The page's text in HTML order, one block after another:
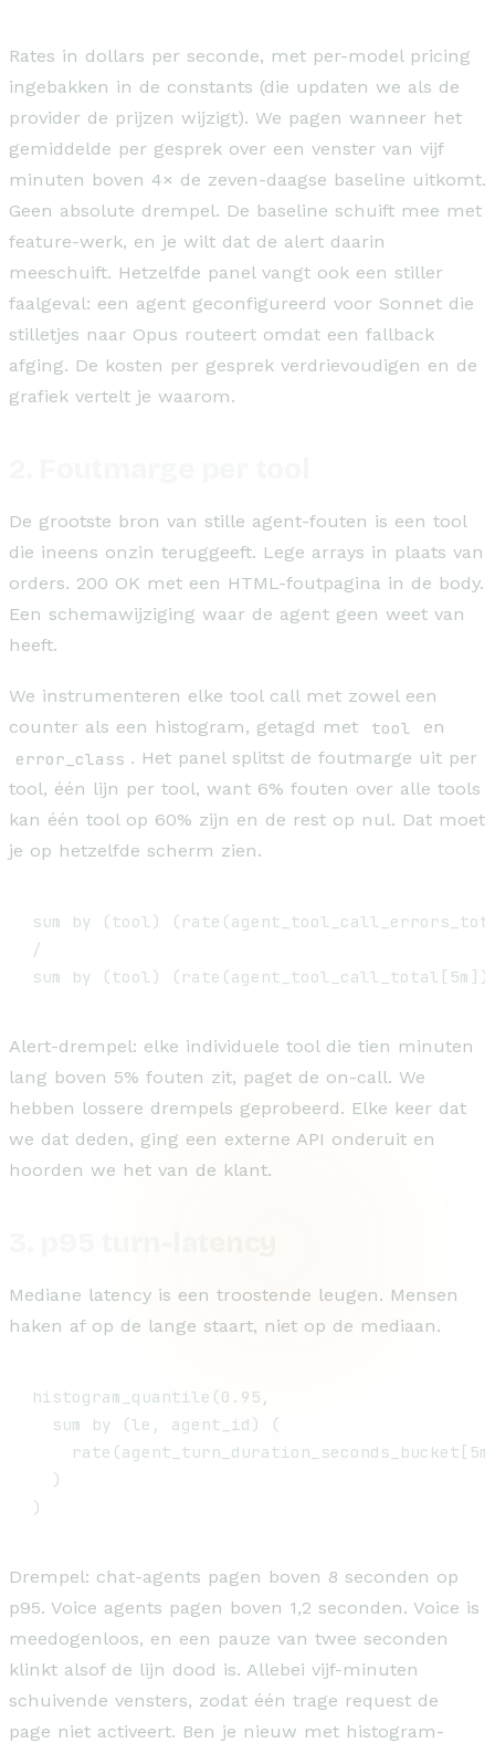
Rates in dollars per seconde, met per-model pricing
ingebakken in de constants (die updaten we als de
provider de prijzen wijzigt). We pagen wanneer het
gemiddelde per gesprek over een venster van vijf
minuten boven 4× de zeven-daagse baseline uitkomt.
Geen absolute drempel. De baseline schuift mee met
feature-werk, en je wilt dat de alert daarin
meeschuift. Hetzelfde panel vangt ook een stiller
faalgeval: een agent geconfigureerd voor Sonnet die
stilletjes naar Opus routeert omdat een fallback
afging. De kosten per gesprek verdrievoudigen en de
grafiek vertelt je waarom.
De grootste bron van stille agent-fouten is een tool
die ineens onzin teruggeeft. Lege arrays in plaats van
orders. 200 OK met een HTML-foutpagina in de body.
Een schemawijziging waar de agent geen weet van
heeft.
We instrumenteren elke tool call met zowel een
counter als een histogram, getagd met
tool
en
error_class . Het panel splitst de foutmarge uit per
tool, één lijn per tool, want 6% fouten over alle tools
kan één tool op 60% zijn en de rest op nul. Dat moet
je op hetzelfde scherm zien.
sum by (tool)
/
sum by (tool)
Alert-drempel: elke individuele tool die tien minuten
lang boven 5% fouten zit, paget de on-call. We
hebben lossere drempels geprobeerd. Elke keer dat
we dat deden, ging een externe API onderuit en
hoorden we het van de klant.
Mediane latency is een troostende leugen. Mensen
haken af op de lange staart, niet op de mediaan.
histogram_quantile(0.95,
  sum by (le, agent_id) (
  )
)
Drempel: chat-agents pagen boven 8 seconden op
p95. Voice agents pagen boven 1,2 seconden. Voice is
meedogenloos, en een pauze van twee seconden
klinkt alsof de lijn dood is. Allebei vijf-minuten
schuivende vensters, zodat één trage request de
page niet activeert. Ben je nieuw met histogram-